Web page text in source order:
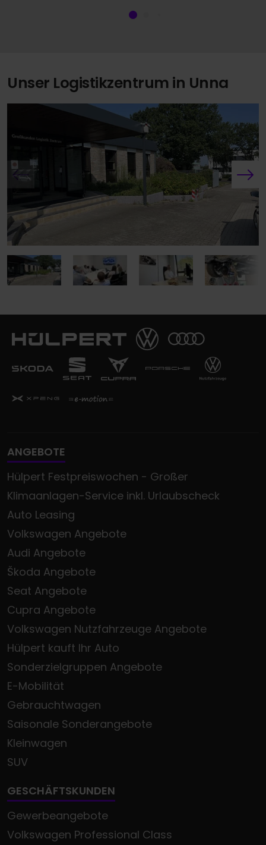
Unser Logistikzentrum in Unna
ANGEBOTE
Hülpert Festpreiswochen - Großer
Klimaanlagen-Service inkl. Urlaubscheck
Auto Leasing
Volkswagen Angebote
Audi Angebote
Škoda Angebote
Seat Angebote
Cupra Angebote
Volkswagen Nutzfahrzeuge Angebote
Hülpert kauft Ihr Auto
Sonderzielgruppen Angebote
E-Mobilität
Gebrauchtwagen
Saisonale Sonderangebote
Kleinwagen
SUV
GESCHÄFTSKUNDEN
Gewerbeangebote
Volkswagen Professional Class